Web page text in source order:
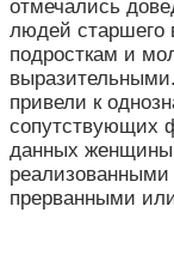
отмечались
людей старшего
подросткам и
привели к
сопутствующих
данных женщины
прерванными